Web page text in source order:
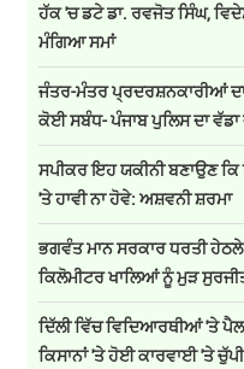
ਹੱਕ 'ਚ ਡਟੇ ਡਾ. ਰਵਜੋਤ ਸਿੰਘ,
ਮੰਗਿਆ ਸਮਾਂ
ਜੰਤਰ-ਮੰਤਰ ਪ੍ਰਦਰਸ਼ਨਕਾਰੀਆਂ ਦਾ
ਕੋਈ ਸਬੰਧ- ਪੰਜਾਬ ਪੁਲਿਸ ਦਾ ਵੱਡਾ
ਸਪੀਕਰ ਇਹ ਯਕੀਨੀ ਬਣਾਉਣ
'ਤੇ ਹਾਵੀ ਨਾ ਹੋਵੇ: ਅਸ਼ਵਨੀ ਸ਼ਰਮਾ
ਭਗਵੰਤ ਮਾਨ ਸਰਕਾਰ ਧਰਤੀ
ਕਿਲੋਮੀਟਰ ਖਾਲਿਆਂ ਨੂੰ ਮੁੜ
ਦਿੱਲੀ ਵਿੱਚ ਵਿਦਿਆਰਥੀਆਂ 'ਤੇ
ਕਿਸਾਨਾਂ 'ਤੇ ਹੋਈ ਕਾਰਵਾਈ 'ਤੇ